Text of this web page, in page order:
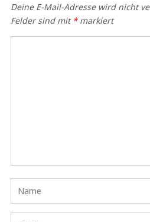
Deine E-Mail-Adresse wird nicht
Felder sind mit *markiert